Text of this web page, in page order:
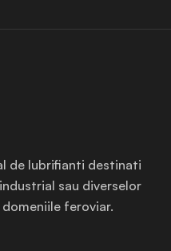
de lubrifianti destinati
sau diverselor
feroviar.